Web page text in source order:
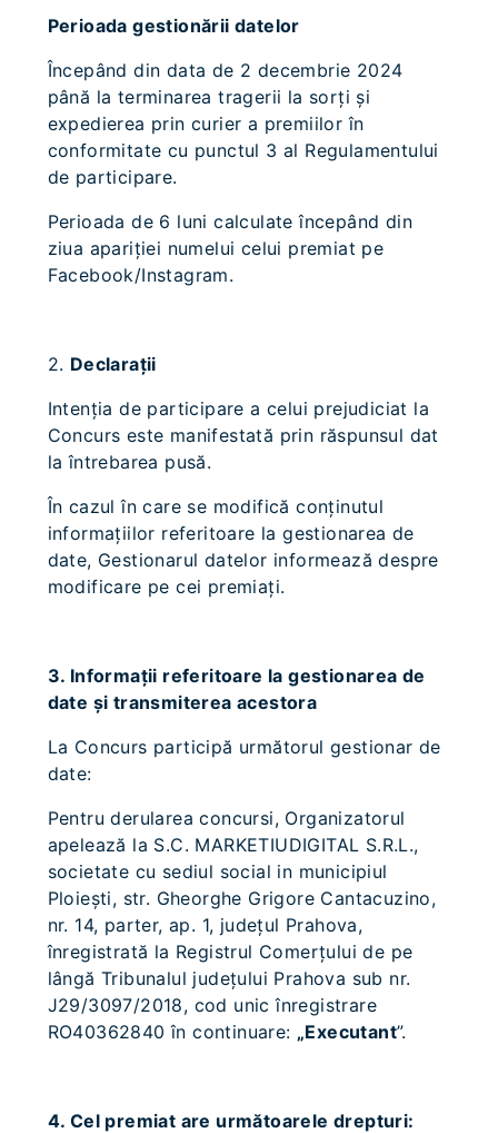
Perioada gestionării datelor
Începând din data de 2 decembrie 2024
până la terminarea tragerii la sorţi şi
expedierea prin curier a premiilor în
conformitate cu punctul 3 al Regulamentului
de participare.
Perioada de 6 luni calculate începând din
ziua apariţiei numelui celui premiat pe
Facebook/Instagram.
2. Declaraţii
Intenţia de participare a celui prejudiciat la
Concurs este manifestată prin răspunsul dat
la întrebarea pusă.
În cazul în care se modifică conţinutul
informaţiilor referitoare la gestionarea de
date, Gestionarul datelor informează despre
modificare pe cei premiați.
3. Informaţii referitoare la gestionarea de
date şi transmiterea acestora
La Concurs participă următorul gestionar de
date:
Pentru derularea concursi, Organizatorul
apelează la S.C. MARKETIUDIGITAL S.R.L.,
societate cu sediul social in municipiul
Ploiești, str. Gheorghe Grigore Cantacuzino,
nr. 14, parter, ap. 1, județul Prahova,
înregistrată la Registrul Comerțului de pe
lângă Tribunalul județului Prahova sub nr.
J29/3097/2018, cod unic înregistrare
RO40362840 în continuare: „Executant”.
4. Cel premiat are următoarele drepturi: